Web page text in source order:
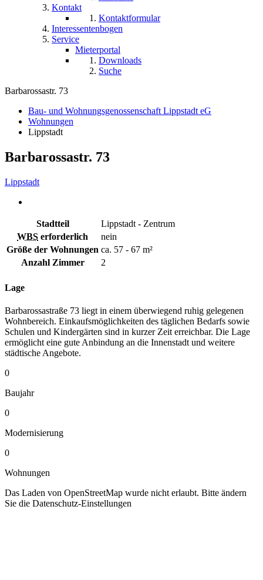
Kontakt
Kontaktformular
Interessentenbogen
Service
Mieterportal
Downloads
Suche
Barbarossastr. 73
Bau- und Wohnungsgenossenschaft Lippstadt eG
Wohnungen
Lippstadt
Barbarossastr. 73
Lippstadt
Stadtteil
Lippstadt - Zentrum
WBS erforderlich
nein
Größe der Wohnungen ca. 57 - 67 m²
Anzahl Zimmer
2
Lage
Barbarossastraße 73 liegt in einem überwiegend ruhig gelegenen
Wohnbereich. Einkaufsmöglichkeiten des täglichen Bedarfs sowie
Schulen und Kindergärten sind in kurzer Zeit erreichbar. Die Lage
ermöglicht eine gute Anbindung an die Innenstadt und weitere
städtische Angebote.
0
Baujahr
0
Modernisierung
0
Wohnungen
Das Laden von OpenStreetMap wurde nicht erlaubt. Bitte ändern
Sie die Datenschutz-Einstellungen